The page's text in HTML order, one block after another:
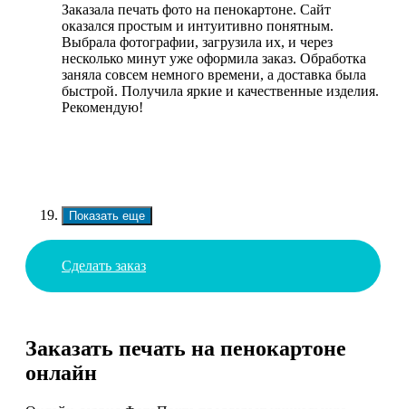
Заказала печать фото на пенокартоне. Сайт
оказался простым и интуитивно понятным.
Выбрала фотографии, загрузила их, и через
несколько минут уже оформила заказ. Обработка
заняла совсем немного времени, а доставка была
быстрой. Получила яркие и качественные изделия.
Рекомендую!
Показать еще
Сделать заказ
Заказать печать на пенокартоне
онлайн